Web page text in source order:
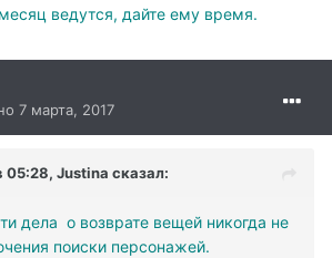
ведутся, дайте ему время.
7 марта, 2017
05:28, Justina сказал:
дела о возврате вещей никогда не
поиски персонажей.